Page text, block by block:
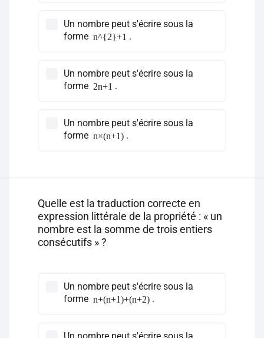
Un nombre peut s'écrire sous la
forme n^{2}+1 .
Un nombre peut s'écrire sous la
forme 2n+1 .
Un nombre peut s'écrire sous la
forme n×(n+1) .
Quelle est la traduction correcte en
expression littérale de la propriété : « un
nombre est la somme de trois entiers
consécutifs » ?
Un nombre peut s'écrire sous la
forme n+(n+1)+(n+2) .